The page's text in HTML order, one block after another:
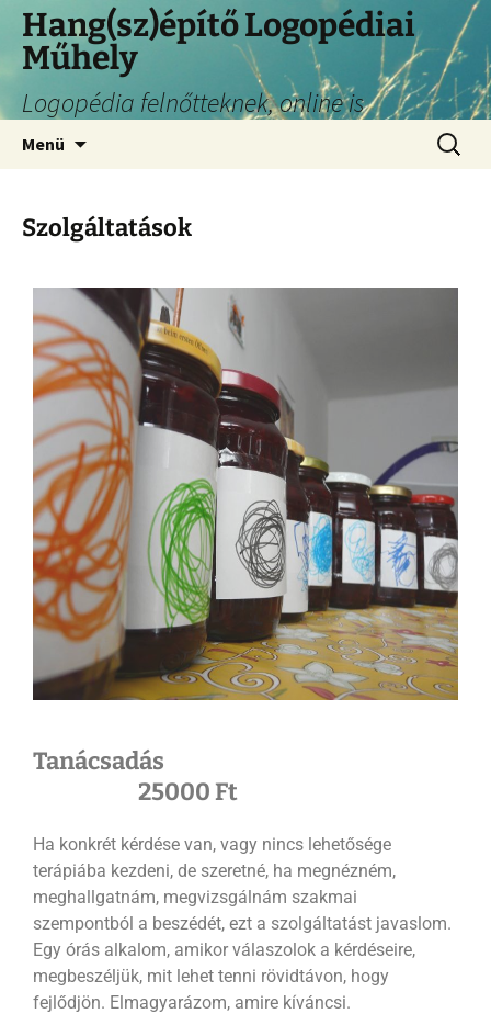
Hang(sz)építő Logopédiai
Műhely
Logopédia felnőtteknek, online is
Menü
Szolgáltatások
Tanácsadás
25000 Ft
Ha konkrét kérdése van, vagy nincs lehetősége
terápiába kezdeni, de szeretné, ha megnézném,
meghallgatnám, megvizsgálnám szakmai
szempontból a beszédét, ezt a szolgáltatást javaslom.
Egy órás alkalom, amikor válaszolok a kérdéseire,
megbeszéljük, mit lehet tenni rövidtávon, hogy
fejlődjön. Elmagyarázom, amire kíváncsi.